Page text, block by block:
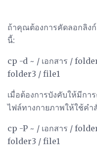
ถ้าคุณต้องการคัดลอกลิ
นี้:
cp -d ~ / เอกสาร /
folder3 / file1
เมื่อต้องการบังคับให้มีก
ไฟล์ทางกายภาพให้ใช้คำ
cp -P ~ / เอกสาร /
folder3 / file1